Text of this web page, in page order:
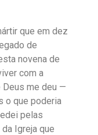
que em dez
de
novena de
com a
me deu —
o que poderia
pelas
Igreja que